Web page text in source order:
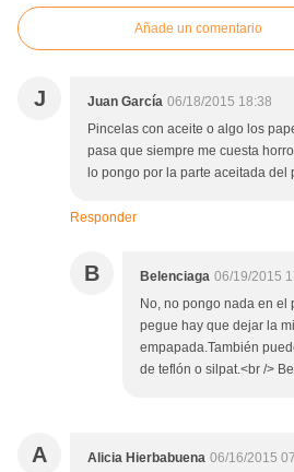
Añade un comentario
J Juan García 06/18/2015 18:38
Pincelas con aceite o algo los
pasa que siempre me cuesta
lo pongo por la parte aceitada del
Responder
B Belenciaga 06/19/2015
No, no pongo nada en el
pegue hay que dejar la
empapada.También
de teflón o silpat.<br />
A Alicia Hierbabuena 06/16/2015